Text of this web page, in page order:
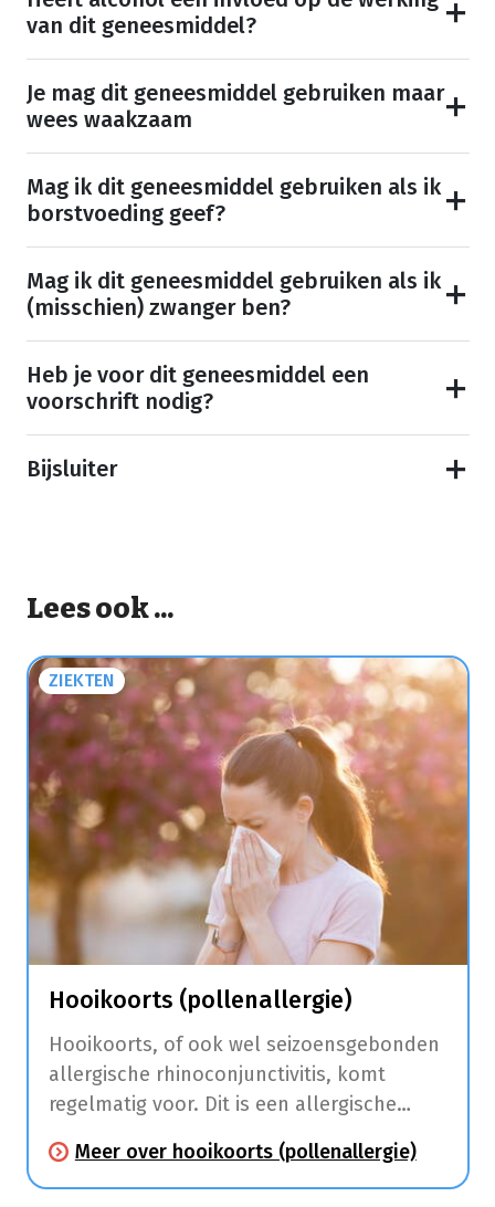
van dit geneesmiddel?
Je mag dit geneesmiddel gebruiken maar
wees waakzaam
Mag ik dit geneesmiddel gebruiken als ik
borstvoeding geef?
Mag ik dit geneesmiddel gebruiken als ik
(misschien) zwanger ben?
Heb je voor dit geneesmiddel een
voorschrift nodig?
Bijsluiter
Lees ook ...
ZIEKTEN
Hooikoorts (pollenallergie)
Hooikoorts, of ook wel seizoensgebonden
allergische rhinoconjunctivitis, komt
regelmatig voor. Dit is een allergische
slijmvliezen van de neus (niezen,
neusloop, jeuk, neusverstopping) en ogen
Meer over hooikoorts (pollenallergie)